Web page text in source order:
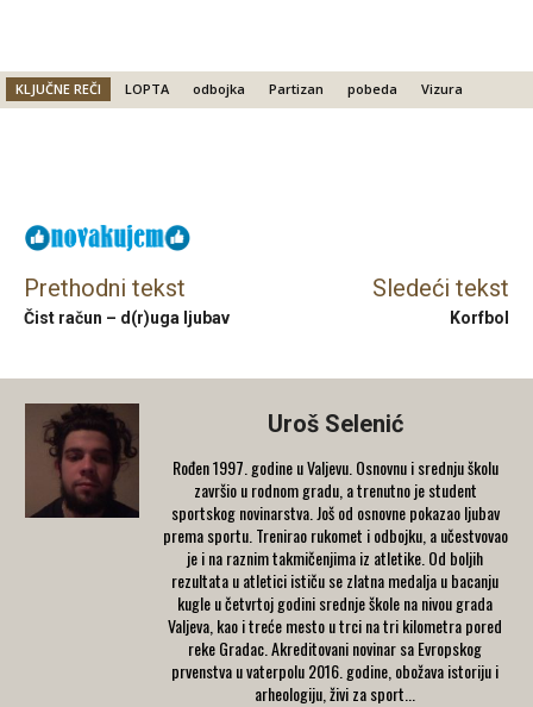
KLJUČNE REČI LOPTA odbojka Partizan pobeda Vizura
Prethodni tekst
Čist račun – d(r)uga ljubav
Sledeći tekst
Korfbol
Uroš Selenić
Rođen 1997. godine u Valjevu. Osnovnu i srednju školu
završio u rodnom gradu, a trenutno je student
sportskog novinarstva. Još od osnovne pokazao ljubav
prema sportu. Trenirao rukomet i odbojku, a učestvovao
je i na raznim takmičenjima iz atletike. Od boljih
rezultata u atletici ističu se zlatna medalja u bacanju
kugle u četvrtoj godini srednje škole na nivou grada
Valjeva, kao i treće mesto u trci na tri kilometra pored
reke Gradac. Akreditovani novinar sa Evropskog
prvenstva u vaterpolu 2016. godine, obožava istoriju i
arheologiju, živi za sport...